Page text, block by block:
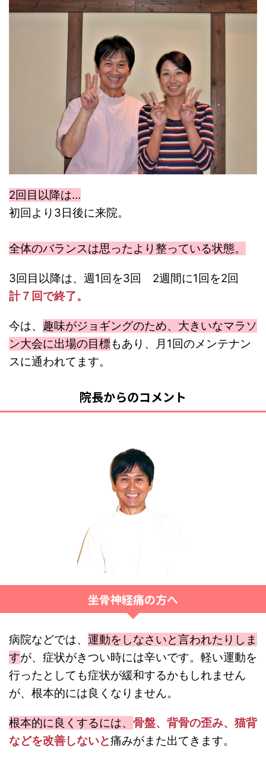
2回目以降は…
初回より3日後に来院。
全体のバランスは思ったより整っている状態。
3回目以降は、週1回を3回 2週間に1回を2回
計７回で終了。
今は、 趣味がジョギングのため、大きいなマラソ
ン大会に出場の目標もあり、月1回のメンテナン
スに通われてます。
院長からのコメント
坐骨神経痛の方へ
病院などでは、 運動をしなさいと言われたりしま
すが、症状がきつい時には辛いです。軽い運動を
行ったとしても症状が緩和するかもしれません
が、根本的には良くなりません。
根本的に良くするには、 骨盤、背骨の歪み、猫背
などを改善しないと痛みがまた出てきます。